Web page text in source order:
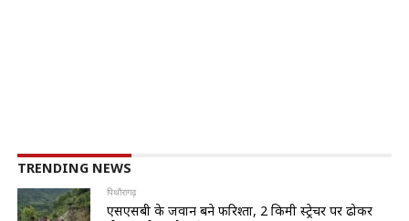
TRENDING NEWS
पिथौरागढ़
एसएसबी के जवान बने फरिश्ता, 2 किमी स्ट्रेचर पर ढोकर